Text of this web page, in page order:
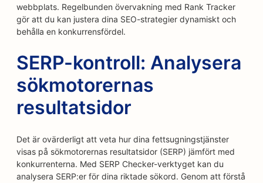
webbplats. Regelbunden övervakning med Rank Tracker
gör att du kan justera dina SEO-strategier dynamiskt och
behålla en konkurrensfördel.
SERP-kontroll: Analysera
sökmotorernas
resultatsidor
Det är ovärderligt att veta hur dina fettsugningstjänster
visas på sökmotorernas resultatsidor (SERP) jämfört med
konkurrenterna. Med SERP Checker-verktyget kan du
analysera SERP:er för dina riktade sökord. Genom att förstå